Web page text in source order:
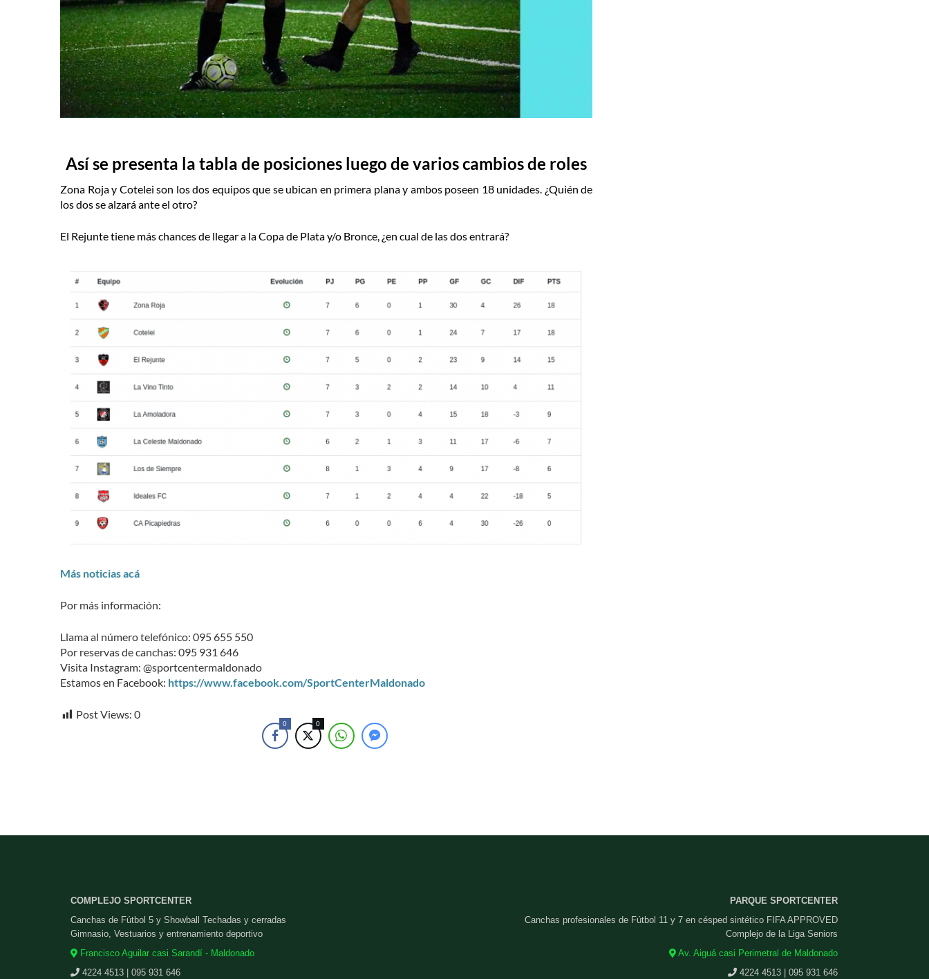
Así se presenta la tabla de posiciones luego de varios cambios de roles
Zona Roja y Cotelei son los dos equipos que se ubican en primera plana y ambos poseen 18 unidades. ¿Quién de
los dos se alzará ante el otro?
El Rejunte tiene más chances de llegar a la Copa de Plata y/o Bronce, ¿en cual de las dos entrará?
Más noticias acá
Por más información:
Llama al número telefónico: 095 655 550
Por reservas de canchas: 095 931 646
Visita Instagram: @sportcentermaldonado
Estamos en Facebook: https://www.facebook.com/SportCenterMaldonado
Post Views: 0
0 0
COMPLEJO SPORTCENTER
Canchas de Fútbol 5 y Showball Techadas y cerradas
Gimnasio, Vestuarios y entrenamiento deportivo
Francisco Aguilar casi Sarandí - Maldonado
4224 4513 | 095 931 646
PARQUE SPORTCENTER
Canchas profesionales de Fútbol 11 y 7 en césped sintético FIFA APPROVED
Complejo de la Liga Seniors
Av. Aiguá casi Perimetral de Maldonado
4224 4513 | 095 931 646